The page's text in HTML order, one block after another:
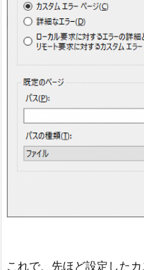
これで、先ほど設定した